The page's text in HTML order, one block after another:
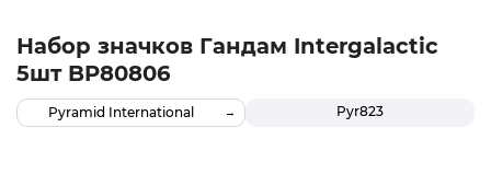
Набор значков Гандам Intergalactic
5шт BP80806
Pyr823
Pyramid International